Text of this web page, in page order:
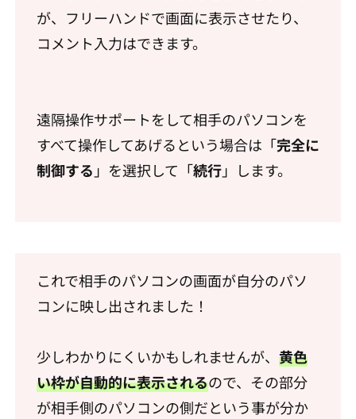
が、フリーハンドで画面に表示させたり、
コメント入力はできます。
遠隔操作サポートをして相手のパソコンを
すべて操作してあげるという場合は「完全に
制御する 」を選択して「続行」します。
これで相手のパソコンの画面が自分のパソ
コンに映し出されました！
少しわかりにくいかもしれませんが、 黄色
い枠が自動的に表示されるので、その部分
が相手側のパソコンの側だという事が分か